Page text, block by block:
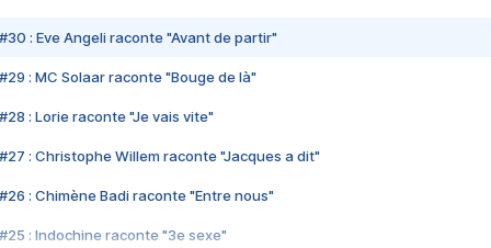
#30 : Eve Angeli raconte "Avant de partir"
#29 : MC Solaar raconte "Bouge de là"
#28 : Lorie raconte "Je vais vite"
#27 : Christophe Willem raconte "Jacques a dit"
#26 : Chimène Badi raconte "Entre nous"
#25 : Indochine raconte "3e sexe"